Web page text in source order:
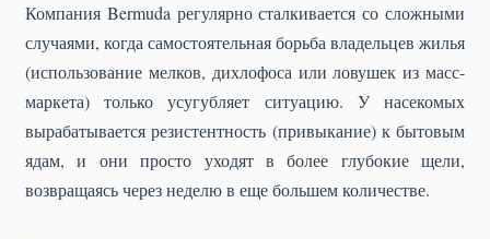
Компания Bermuda регулярно сталкивается со сложными
случаями, когда самостоятельная борьба владельцев жилья
(использование мелков, дихлофоса или ловушек из масс-
маркета) только усугубляет ситуацию. У насекомых
вырабатывается резистентность (привыкание) к бытовым
ядам, и они просто уходят в более глубокие щели,
возвращаясь через неделю в еще большем количестве.